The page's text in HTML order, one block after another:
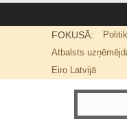
FOKUSĀ:
Atbalsts
Eiro Latvijā